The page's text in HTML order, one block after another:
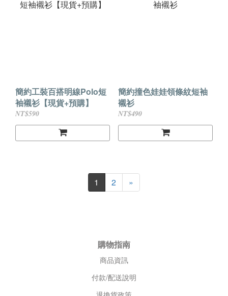
簡約工裝百搭明線Polo短
袖襯衫【現貨+預購】
NT$590
簡約撞色娃娃領條紋短袖
襯衫
NT$490
1 2 »
購物指南
商品資訊
付款/配送說明